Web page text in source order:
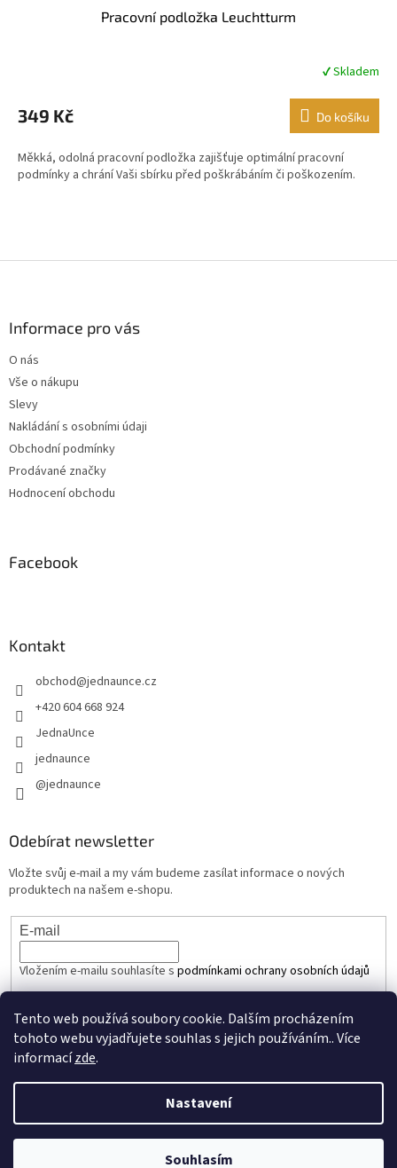
Tento web používá soubory cookie. Dalším procházením
tohoto webu vyjadřujete souhlas s jejich používáním.. Více
informacízde.
Nastavení
Souhlasím
Pracovní podložka Leuchtturm
produktu
je
z
5
✔ Skladem
349 Kč Do košíku
Měkká, odolná pracovní podložka zajišťuje optimální pracovní
podmínky a chrání Vaši sbírku před poškrábáním či poškozením.
Informace pro vás
O nás
Vše o nákupu
Slevy
Nakládání s osobními údaji
Obchodní podmínky
Prodávané značky
Hodnocení obchodu
Facebook
Kontakt
obchod@jednaunce.cz
+420 604 668 924
JednaUnce
jednaunce
@jednaunce
Odebírat newsletter
Vložte svůj e-mail a my vám budeme zasílat informace o nových
produktech na našem e-shopu.
E-mail
Vložením e-mailu souhlasíte s podmínkami ochrany osobních údajů
PŘIHLÁSIT SE
Copyright 2026JEDNAUNCE.cz. Všechna práva vyhrazena.Upravit
nastavení cookies